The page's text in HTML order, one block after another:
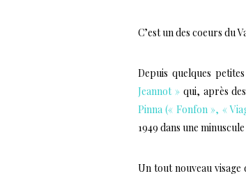
C’est un des coeurs du
Depuis quelques
Jeannot »qui, après
Pinna (« Fonfon », «
1949 dans une
Un tout nouveau visage